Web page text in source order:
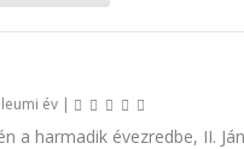
év |
a harmadik évezredbe, II.